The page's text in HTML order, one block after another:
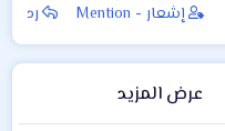
إشعار - Mention رد
عرض المزيد